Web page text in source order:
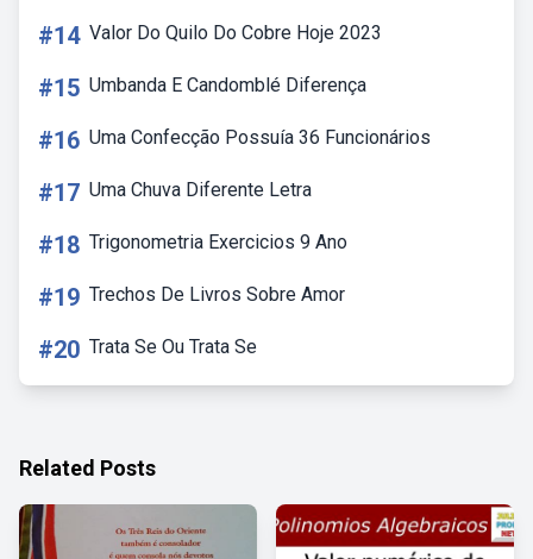
#14 Valor Do Quilo Do Cobre Hoje 2023
#15 Umbanda E Candomblé Diferença
#16 Uma Confecção Possuía 36 Funcionários
#17 Uma Chuva Diferente Letra
#18 Trigonometria Exercicios 9 Ano
#19 Trechos De Livros Sobre Amor
#20 Trata Se Ou Trata Se
Related Posts